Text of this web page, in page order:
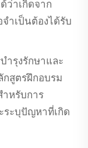
ว่าเกิดจาก
ำเป็นต้องได้รับ
ำรุงรักษาและ
สูตรฝึกอบรม
หรับการ
ระบุปัญหาที่เกิด